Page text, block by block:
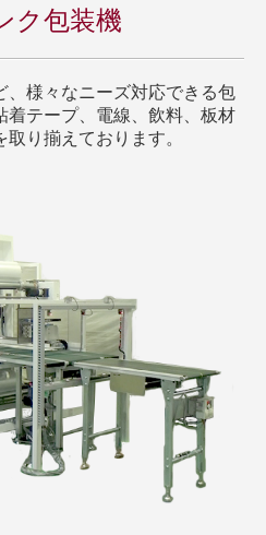
ク包装機
、様々なニーズ対応できる包
着テープ、電線、飲料、板材
り揃えております。